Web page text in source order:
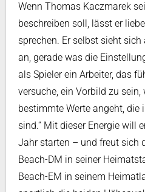
Wenn Thomas Kaczmarek
beschreiben soll, lässt er
sprechen. Er selbst sieht sich
an, gerade was die
als Spieler ein Arbeiter, das
versuche, ein Vorbild zu
bestimmte Werte angeht,
sind.“ Mit dieser Energie will
Jahr starten – und freut sich
Beach-DM in seiner
Beach-EM in seinem